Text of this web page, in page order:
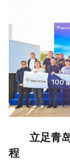
立足青
程